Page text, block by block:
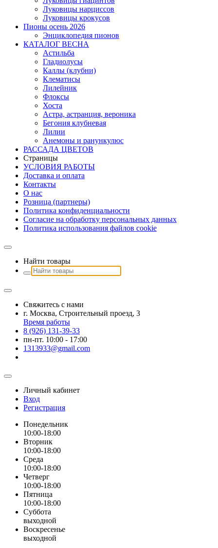
Луковицы нарциссов
Луковицы крокусов
Пионы осень 2026
Энциклопедия пионов
КАТАЛОГ ВЕСНА
Астильба
Гладиолусы
Каллы (клубни)
Клематисы
Лилейник
Флоксы
Хоста
Астра, астранция, вероника
Бегония клубневая
Лилии
Анемоны и ранункулюс
РАССАДА ЦВЕТОВ
Страницы
УСЛОВИЯ РАБОТЫ
Доставка и оплата
Контакты
О наc
Розница (партнеры)
Политика конфиденциальности
Согласие на обработку персональных данных
Политика использования файлов сookie
Найти товары
Свяжитесь с нами
г. Москва, Строительный проезд, 3
Время работы
8 (926) 131-39-33
пн-пт. 10:00 - 17:00
1313933@gmail.com
Личный кабинет
Вход
Регистрация
Понедельник
10:00-18:00
Вторник
10:00-18:00
Среда
10:00-18:00
Четверг
10:00-18:00
Пятница
10:00-18:00
Суббота
выходной
Воскресенье
выходной